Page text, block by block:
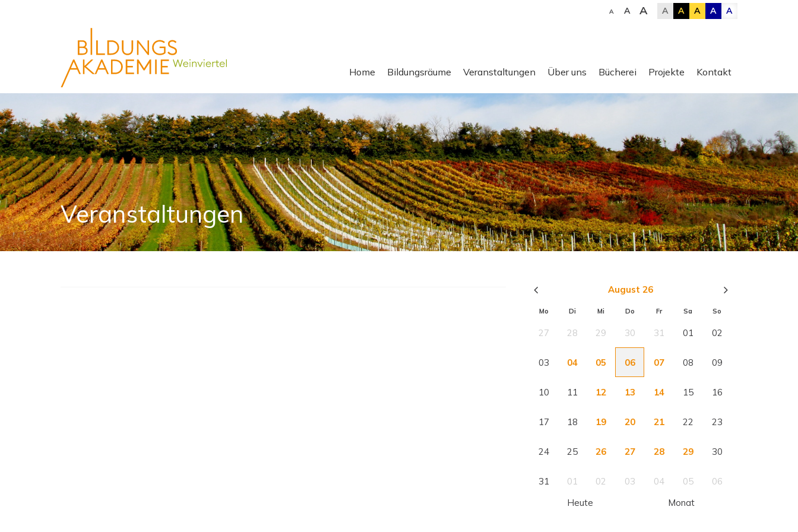
A A A A A A A A
Home Bildungsräume Veranstaltungen Über uns Bücherei Projekte Kontakt
Veranstaltungen
August 26
Mo Di Mi Do Fr Sa So
27 28 29 30 31 01 02
03 04 05 06 07 08 09
10 11 12 13 14 15 16
17 18 19 20 21 22 23
24 25 26 27 28 29 30
31 01 02 03 04 05
06
Heute
Monat